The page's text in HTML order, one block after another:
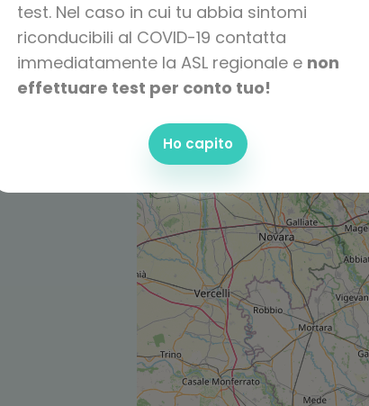
test. Nel caso in cui tu abbia sintomi
riconducibili al COVID-19 contatta
immediatamente la ASL regionale e non
effettuare test per conto tuo!
Ho capito